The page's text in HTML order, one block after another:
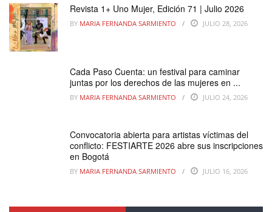
Revista 1+ Uno Mujer, Edición 71 | Julio 2026
BY MARIA FERNANDA SARMIENTO JULIO 28, 2026
Cada Paso Cuenta: un festival para caminar
juntas por los derechos de las mujeres en ...
BY MARIA FERNANDA SARMIENTO JULIO 24, 2026
Convocatoria abierta para artistas víctimas del
conflicto: FESTIARTE 2026 abre sus inscripciones
en Bogotá
BY MARIA FERNANDA SARMIENTO JULIO 16, 2026